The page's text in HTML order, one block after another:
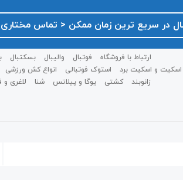
در سریع ترین زمان ممکن ‌< تماس مختاری ۰۹۱۲۷۵۱۸۷۵۷
ارتباط با فروشگاه فوتبال والیبال بسکتبال
اسکیت و اسکیت برد
استوک فوتبالی انواع کش ورزشی
زانوبند
کشتی یوگا و پیلاتس شنا لاغری